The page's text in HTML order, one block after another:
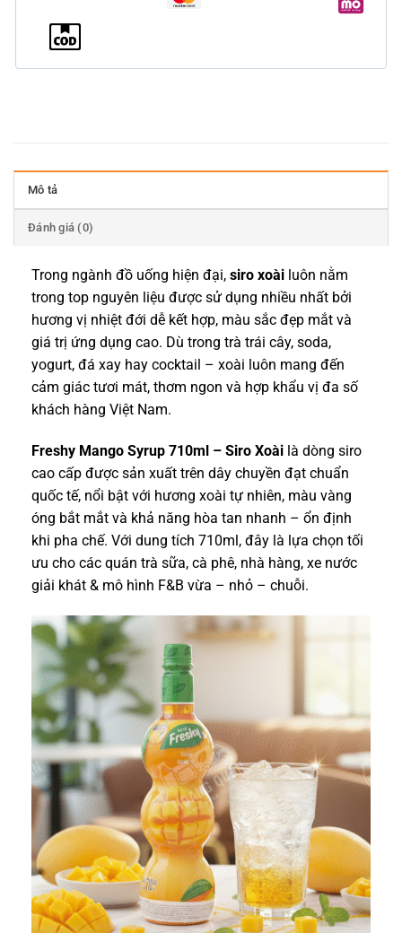
Mô tả
Đánh giá (0)
Trong ngành đồ uống hiện đại, siro xoài luôn nằm
trong top nguyên liệu được sử dụng nhiều nhất bởi
hương vị nhiệt đới dễ kết hợp, màu sắc đẹp mắt và
giá trị ứng dụng cao. Dù trong trà trái cây, soda,
yogurt, đá xay hay cocktail – xoài luôn mang đến
cảm giác tươi mát, thơm ngon và hợp khẩu vị đa số
khách hàng Việt Nam.
Freshy Mango Syrup 710ml – Siro Xoài là dòng siro
cao cấp được sản xuất trên dây chuyền đạt chuẩn
quốc tế, nổi bật với hương xoài tự nhiên, màu vàng
óng bắt mắt và khả năng hòa tan nhanh – ổn định
khi pha chế. Với dung tích 710ml, đây là lựa chọn tối
ưu cho các quán trà sữa, cà phê, nhà hàng, xe nước
giải khát & mô hình F&B vừa – nhỏ – chuỗi.